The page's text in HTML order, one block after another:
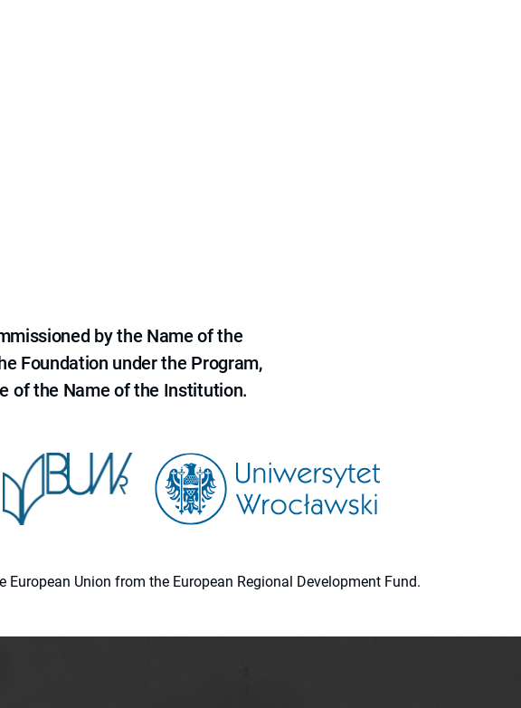
by the Name of the
Foundation under the Program,
of the Name of the Institution.
Union from the European Regional Development Fund.